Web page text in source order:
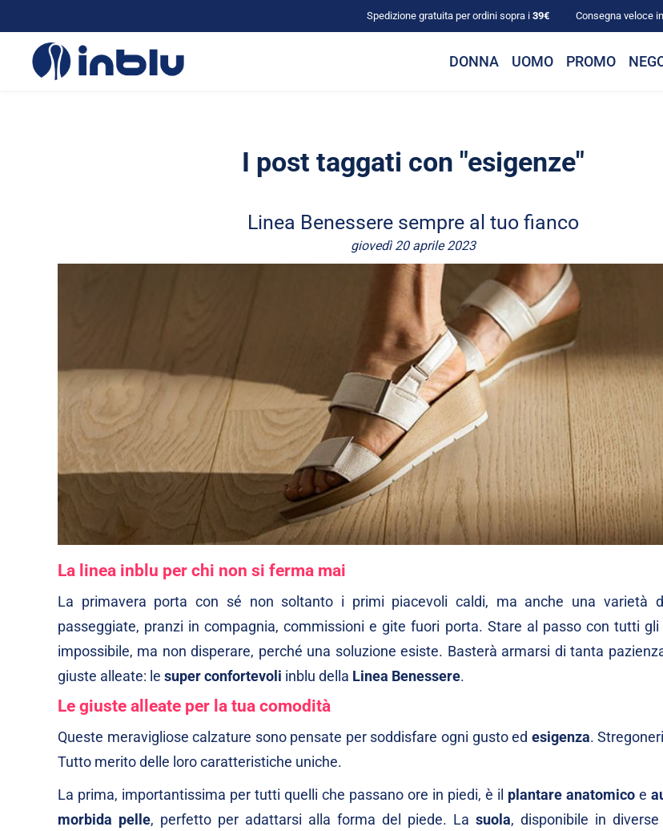
Spedizione gratuita per ordini sopra i 39€ Consegna veloce
DONNA UOMO PROMO
I post taggati con "esigenze"
Linea Benessere sempre al tuo fianco
giovedì 20 aprile 2023
La linea inblu per chi non si ferma mai
La primavera porta con sé non soltanto i primi piacevoli caldi, ma anche una varietà
passeggiate, pranzi in compagnia, commissioni e gite fuori porta. Stare al passo con tutti
impossibile, ma non disperare, perché una soluzione esiste. Basterà armarsi di tanta
giuste alleate: le super confortevoli inblu della Linea Benessere.
Le giuste alleate per la tua comodità
Queste meravigliose calzature sono pensate per soddisfare ogni gusto ed esigenza.
Tutto merito delle loro caratteristiche uniche.
La prima, importantissima per tutti quelli che passano ore in piedi, è il plantare anatomico e
morbida pelle, perfetto per adattarsi alla forma del piede. La suola, disponibile in